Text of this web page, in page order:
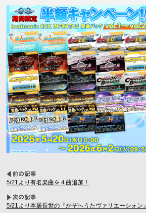
5/21より有名楽曲を４曲追加！
5/21より本居長世の『かぞへうたヴァリエーシォン